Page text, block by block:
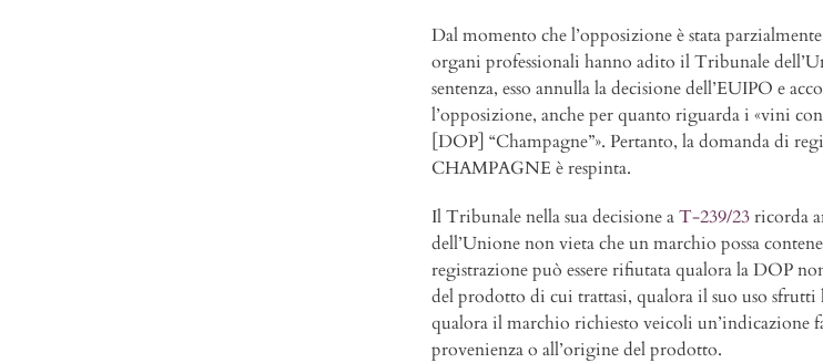
Dal momento che l’opposizione è stata
organi professionali hanno adito il Tribunale
sentenza, esso annulla la decisione dell’EUIPO e
l’opposizione, anche per quanto riguarda i «vini
[DOP] “Champagne”». Pertanto, la domanda di
CHAMPAGNE è respinta.
Il Tribunale nella sua decisione aT-239/23ricorda
dell’Unione non vieta che un marchio possa
registrazione può essere rifiutata qualora la DOP
del prodotto di cui trattasi, qualora il suo uso
qualora il marchio richiesto veicoli un’indicazione
provenienza o all’origine del prodotto.